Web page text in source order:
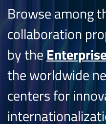
Browse among
collaboration
by the
the worldwide
centers for